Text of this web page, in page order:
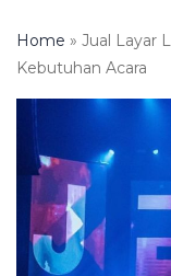
Home » Jual Layar
Kebutuhan Acara